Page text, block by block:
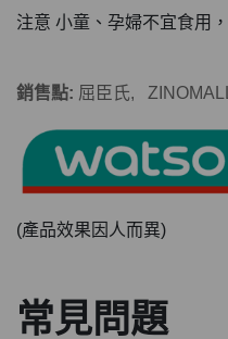
注意 小童、孕婦不宜食用
銷售點: 屈臣氏,
(產品效果因人而異)
常見問題